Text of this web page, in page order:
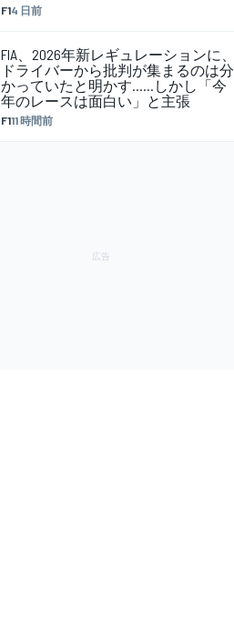
F14 日前
F111 時間前
FIA、2026年新レギュレーションに、
ドライバーから批判が集まるのは分
かっていたと明かす……しかし「今
年のレースは面白い」と主張